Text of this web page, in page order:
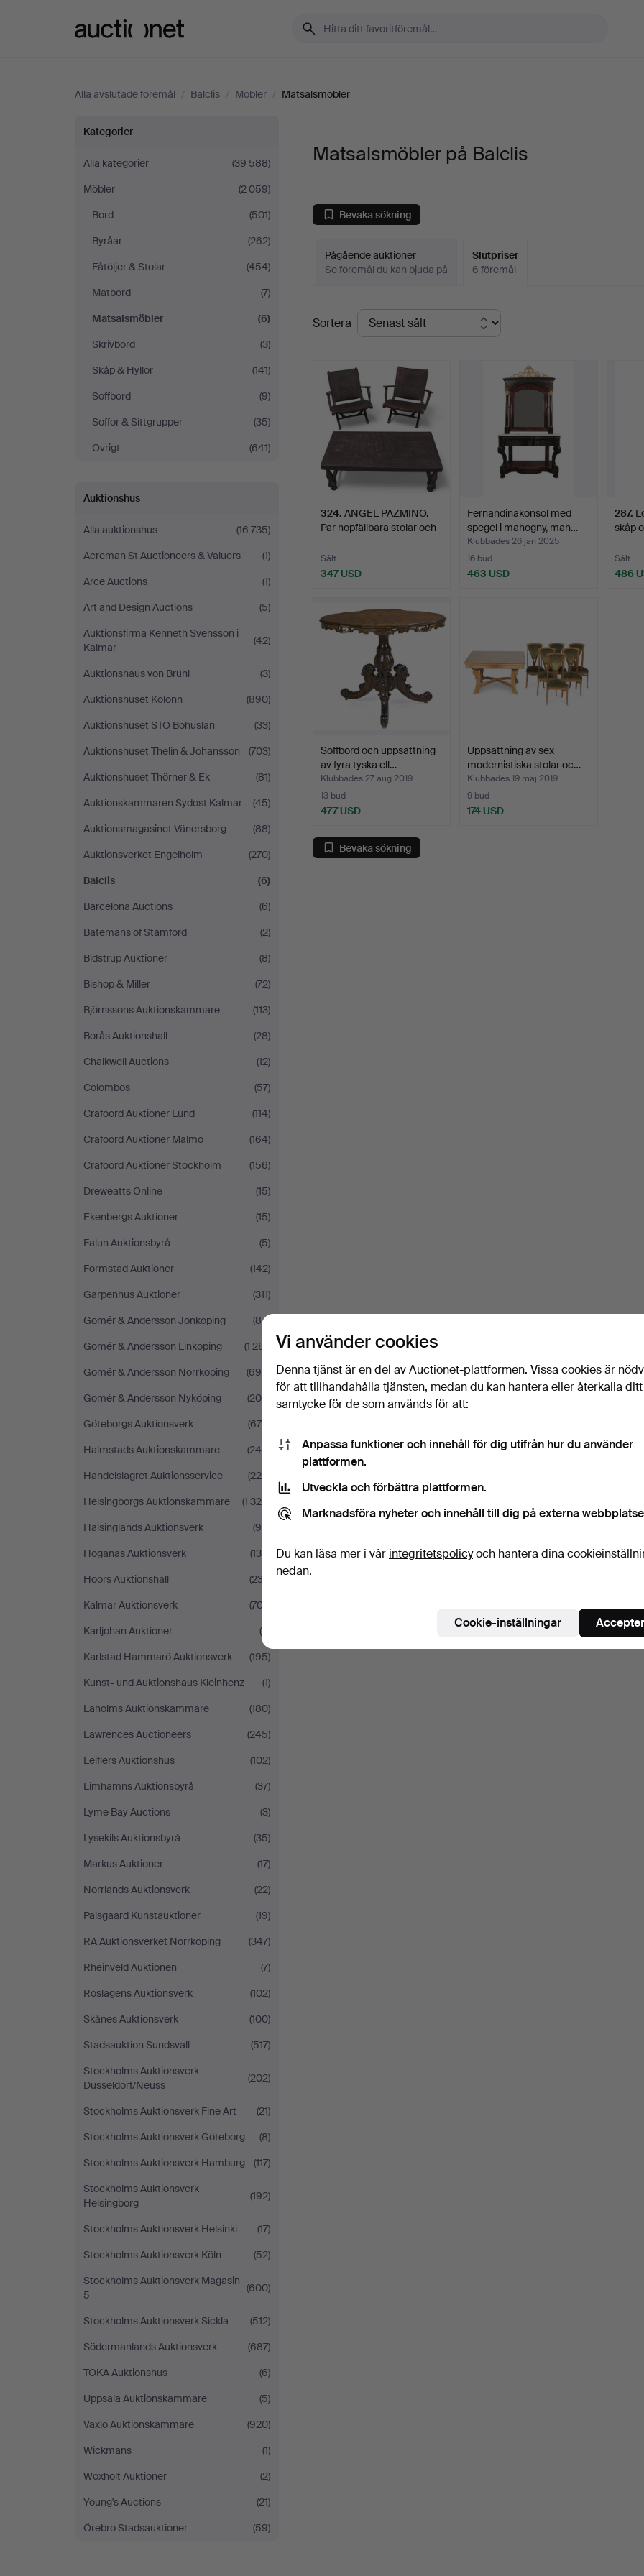
Alla avslutade föremål / Balclis / Möbler / Matsalsmöbler
Matsalsmöbler
på
Balclis
Kategorier
Alla kategorier
(39 588)
Möbler
(2 059)
Bord
(501)
Byråar
(262)
Fåtöljer & Stolar
(454)
Matbord
(7)
Matsalsmöbler
(6)
Skrivbord
(3)
Skåp & Hyllor
(141)
Soffbord
(9)
Soffor & Sittgrupper
(35)
Övrigt
(641)
Auktionshus
Alla auktionshus
(16 735)
Acreman St Auctioneers & Valuers
(1)
Arce Auctions
(1)
Art and Design Auctions
(5)
Auktionsfirma Kenneth Svensson i
Kalmar
(42)
Auktionshaus von Brühl
(3)
Auktionshuset Kolonn
(890)
Auktionshuset STO Bohuslän
(33)
Auktionshuset Thelin & Johansson
(703)
Auktionshuset Thörner & Ek
(81)
Auktionskammaren Sydost Kalmar
(45)
Auktionsmagasinet Vänersborg
(88)
Auktionsverket Engelholm
(270)
Balclis
(6)
Barcelona Auctions
(6)
Batemans of Stamford
(2)
Bidstrup Auktioner
(8)
Bishop & Miller
(72)
Björnssons Auktionskammare
(113)
Borås Auktionshall
(28)
Chalkwell Auctions
(12)
Colombos
(57)
Crafoord Auktioner Lund
(114)
Crafoord Auktioner Malmö
(164)
Crafoord Auktioner Stockholm
(156)
Dreweatts Online
(15)
Ekenbergs Auktioner
(15)
Falun Auktionsbyrå
(5)
Formstad Auktioner
(142)
Garpenhus Auktioner
(311)
Gomér & Andersson Jönköping
(84)
Gomér & Andersson Linköping
(1 281)
Gomér & Andersson Norrköping
(694)
Gomér & Andersson Nyköping
(206)
Göteborgs Auktionsverk
(679)
Halmstads Auktionskammare
(245)
Handelslagret Auktionsservice
(220)
Helsingborgs Auktionskammare
(1 329)
Hälsinglands Auktionsverk
(99)
Höganäs Auktionsverk
(134)
Höörs Auktionshall
(237)
Kalmar Auktionsverk
(707)
Karljohan Auktioner
(8)
Karlstad Hammarö Auktionsverk
(195)
Kunst- und Auktionshaus Kleinhenz
(1)
Laholms Auktionskammare
(180)
Lawrences Auctioneers
(245)
Leiflers Auktionshus
(102)
Limhamns Auktionsbyrå
(37)
Lyme Bay Auctions
(3)
Lysekils Auktionsbyrå
(35)
Markus Auktioner
(17)
Norrlands Auktionsverk
(22)
Palsgaard Kunstauktioner
(19)
RA Auktionsverket Norrköping
(347)
Rheinveld Auktionen
(7)
Roslagens Auktionsverk
(102)
Skånes Auktionsverk
(100)
Stadsauktion Sundsvall
(517)
Stockholms Auktionsverk
Düsseldorf/Neuss
(202)
Stockholms Auktionsverk Fine Art
(21)
Stockholms Auktionsverk Göteborg
(8)
Stockholms Auktionsverk Hamburg
(117)
Stockholms Auktionsverk
Helsingborg
(192)
Stockholms Auktionsverk Helsinki
(17)
Stockholms Auktionsverk Köln
(52)
Stockholms Auktionsverk Magasin
5
(600)
Stockholms Auktionsverk Sickla
(512)
Södermanlands Auktionsverk
(687)
TOKA Auktionshus
(6)
Uppsala Auktionskammare
(5)
Växjö Auktionskammare
(920)
Wickmans
(1)
Woxholt Auktioner
(2)
Young's Auctions
(21)
Örebro Stadsauktioner
(59)
Matsalsmöbler på Balclis
Bevaka sökning
Pågående auktioner
Se föremål du kan bjuda på
Slutpriser
6 föremål
Slutpriser
Sortera
324. ANGEL PAZMINO.
Par hopfällbara stolar och
Sålt
347 USD
Fernandinakonsol med
spegel i mahogny, mah…
Klubbades 26 jan 2025
16 bud
463 USD
287.
skåp
Sålt
486
Soffbord och uppsättning
av fyra tyska ell…
Klubbades 27 aug 2019
13 bud
477 USD
Uppsättning av sex
modernistiska stolar oc…
Klubbades 19 maj 2019
9 bud
174 USD
Bevaka sökning
Vi använder cookies
Denna tjänst är en del av Auctionet-plattformen. Vissa cookies är
för att tillhandahålla tjänsten, medan du kan hantera eller återkalla ditt
samtycke för de som används för att:
Anpassa funktioner och innehåll för dig utifrån hur du använder
plattformen.
Utveckla och förbättra plattformen.
Marknadsföra nyheter och innehåll till dig på externa
Du kan läsa mer i vår integritetspolicyoch hantera dina
nedan.
Cookie-inställningar